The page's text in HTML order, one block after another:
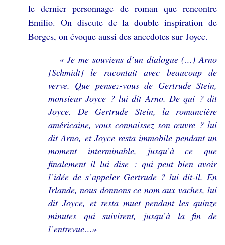
le dernier personnage de roman que rencontre
Emilio. On discute de la double inspiration de
Borges, on évoque aussi des anecdotes sur Joyce.
« Je me souviens d’un dialogue (…) Arno
[Schmidt] le racontait avec beaucoup de
verve. Que pensez-vous de Gertrude Stein,
monsieur Joyce ? lui dit Arno. De qui ? dit
Joyce. De Gertrude Stein, la romancière
américaine, vous connaissez son œuvre ? lui
dit Arno, et Joyce resta immobile pendant un
moment interminable, jusqu’à ce que
finalement il lui dise : qui peut bien avoir
l’idée de s’appeler Gertrude ? lui dit-il. En
Irlande, nous donnons ce nom aux vaches, lui
dit Joyce, et resta muet pendant les quinze
minutes qui suivirent, jusqu’à la fin de
l’entrevue…»